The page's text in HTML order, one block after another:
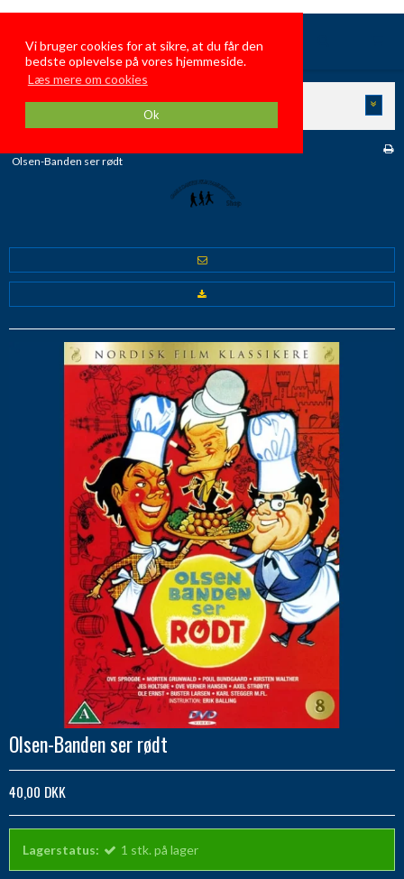
Vi bruger cookies for at sikre, at du får den
bedste oplevelse på vores hjemmeside.
Læs mere om cookies
Ok
GamleDanskeFilmFamiliehygge
KATEGORIER
Olsen-Banden ser rødt
Olsen-Banden ser rødt
40,00 DKK
Lagerstatus: 1 stk. på lager